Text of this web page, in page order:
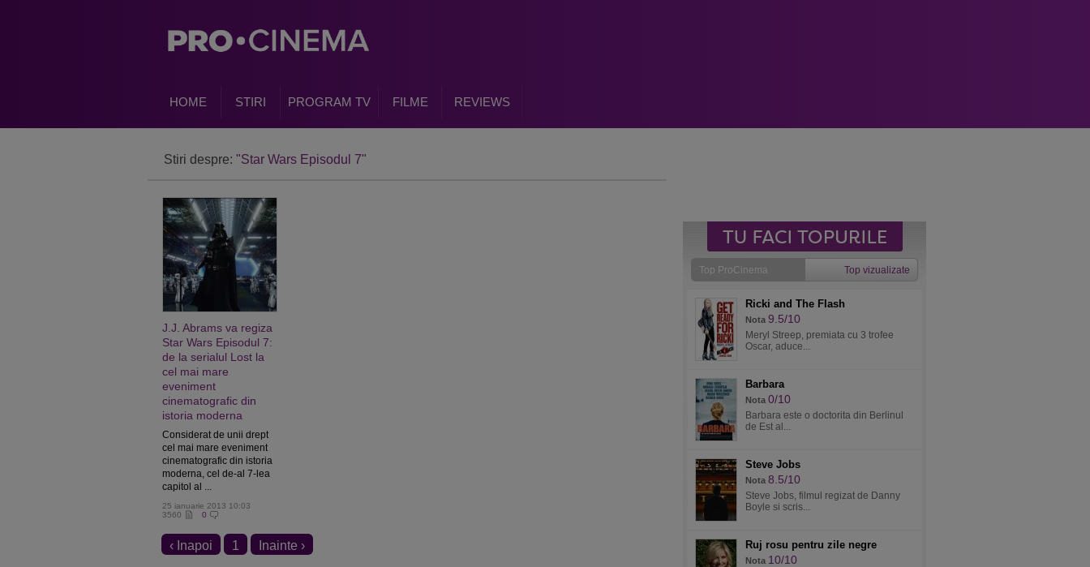
HOME STIRI PROGRAM TV FILME REVIEWS
Stiri despre: "Star Wars Episodul 7"
J.J. Abrams va regiza
Star Wars Episodul 7:
de la serialul Lost la
cel mai mare
eveniment
cinematografic din
istoria moderna
Considerat de unii drept
cel mai mare eveniment
cinematografic din istoria
moderna, cel de-al 7-lea
capitol al ...
25 ianuarie 2013 10:03
3560
0
‹ Inapoi 1 Inainte ›
Top ProCinema Top vizualizate
Ricki and The Flash
Nota 9.5/10
Meryl Streep, premiata cu 3 trofee
Oscar, aduce...
Barbara
Nota 0/10
Barbara este o doctorita din Berlinul
de Est al...
Steve Jobs
Nota 8.5/10
Steve Jobs, filmul regizat de Danny
Boyle si scris...
Ruj rosu pentru zile negre
Nota 10/10